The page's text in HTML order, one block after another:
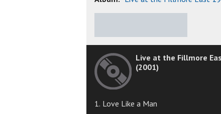
Live at the Fillmore
(2001)
1. Love Like a Man